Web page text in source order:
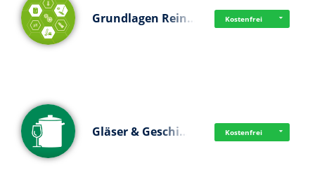
Grundlagen Rein… Kostenfrei
Gläser & Geschi… Kostenfrei